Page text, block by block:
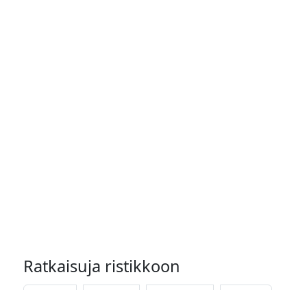
Ratkaisuja ristikkoon